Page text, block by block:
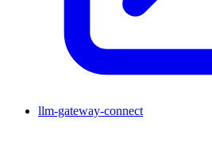
llm-gateway-connect